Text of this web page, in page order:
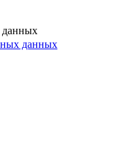
данных
данных